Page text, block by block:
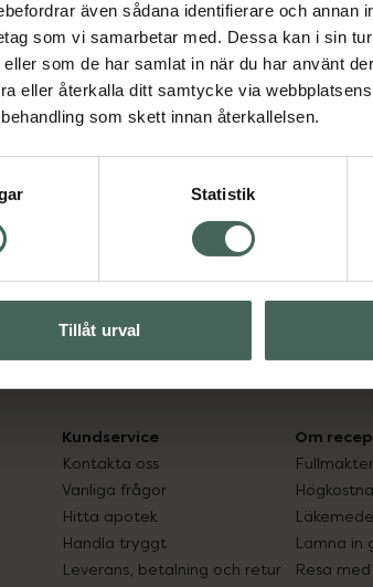
även sådana identifierare och annan
som vi samarbetar med. Dessa kan i sin
som de har samlat in när du har använt
eller återkalla ditt samtycke via
som skett innan återkallelsen.
Statistik
Tillåt urval
Jag accepterar
Spara
Kundservice
Kontakta oss
Vanliga frågor
Hitta apotek
Handla tryggt
Leverans, betalning och retur
Om
Fullmakter
Lämna in
Resa